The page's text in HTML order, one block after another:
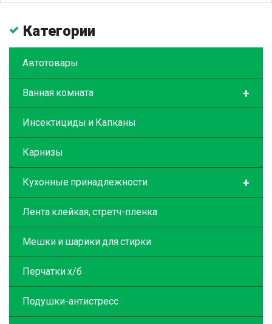
Категории
Автотовары
+
Ванная комната
Инсектициды и Капканы
Карнизы
+
Кухонные принадлежности
Лента клейкая, стретч-пленка
Мешки и шарики для стирки
Перчатки х/б
Подушки-антистресс